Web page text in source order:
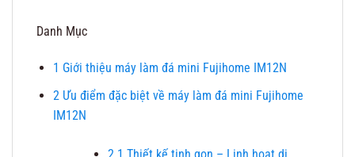
Danh Mục
1 Giới thiệu máy làm đá mini Fujihome IM12N
2Ưu điểm đặc biệt về máy làm đá mini Fujihome
IM12N